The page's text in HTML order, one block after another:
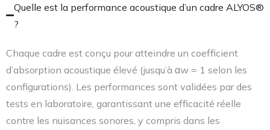
Quelle est la performance acoustique d’un cadre ALYOS®
?
Chaque cadre est conçu pour atteindre un coefficient
d’absorption acoustique élevé (jusqu’à αw = 1 selon les
configurations). Les performances sont validées par des
tests en laboratoire, garantissant une efficacité réelle
contre les nuisances sonores, y compris dans les